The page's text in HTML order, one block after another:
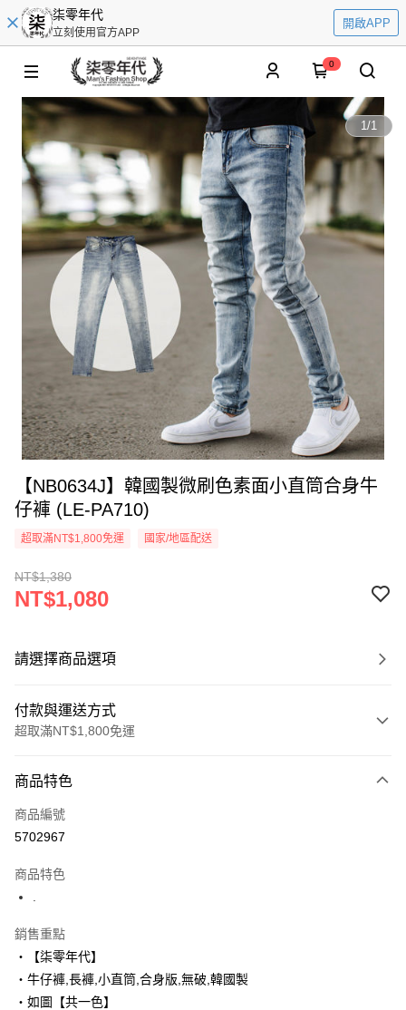
柒零年代
立刻使用官方APP
開啟APP
0
1/1
【NB0634J】韓國製微刷色素面小直筒合身牛
仔褲 (LE-PA710)
超取滿NT$1,800免運 國家/地區配送
NT$1,380
NT$1,080
請選擇商品選項
付款與運送方式
超取滿NT$1,800免運
信用卡一次付款
超商取貨付款
街口支付
悠遊付
Google Pay
商品特色
商品編號
5702967
商品特色
銷售重點
‧【柒零年代】
‧牛仔褲,長褲,小直筒,合身版,無破,韓國製
‧如圖【共一色】